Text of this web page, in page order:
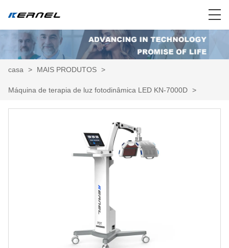
casa > MAIS PRODUTOS >
Máquina de terapia de luz fotodinâmica LED KN-7000D >